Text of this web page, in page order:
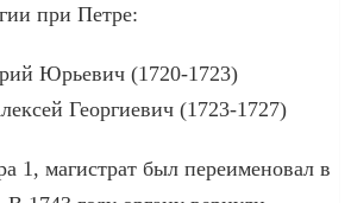
при Петре:
Юрьевич (1720-1723)
Георгиевич (1723-1727)
1, магистрат был переименовал в